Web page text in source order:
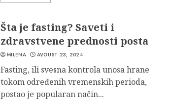
Šta je fasting? Saveti i
zdravstvene prednosti posta
MILENA AVGUST 23, 2024
Fasting, ili svesna kontrola unosa hrane
tokom određenih vremenskih perioda,
postao je popularan način...